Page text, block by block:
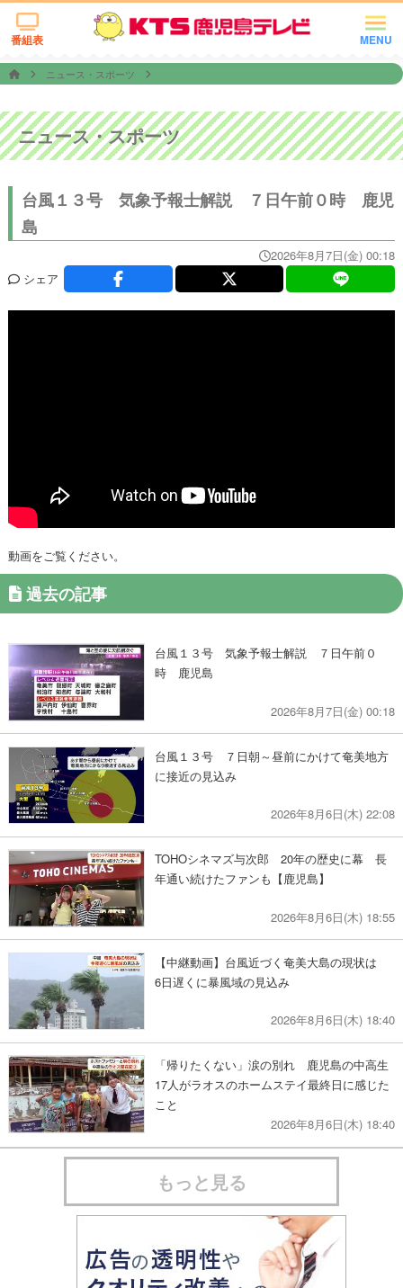
MENU
番組表
ニュース・スポーツ
ニュース・スポーツ
台風１３号 気象予報士解説 ７日午前０時 鹿児
島
2026年8月7日(金) 00:18
シェア
動画をご覧ください。
過去の記事
台風１３号 気象予報士解説 ７日午前０
時 鹿児島
2026年8月7日(金) 00:18
台風１３号 ７日朝～昼前にかけて奄美地方
に接近の見込み
2026年8月6日(木) 22:08
TOHOシネマズ与次郎 20年の歴史に幕 長
年通い続けたファンも【鹿児島】
2026年8月6日(木) 18:55
【中継動画】台風近づく奄美大島の現状は
6日遅くに暴風域の見込み
2026年8月6日(木) 18:40
「帰りたくない」涙の別れ 鹿児島の中高生
17人がラオスのホームステイ最終日に感じた
こと
2026年8月6日(木) 18:40
もっと見る